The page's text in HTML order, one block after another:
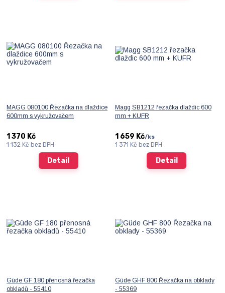
MAGG 080100 Řezačka na dlaždice
600mm s vykružovačem
1 370 Kč
1 132 Kč bez DPH
Detail
Magg SB1212 řezačka dlaždic 600
mm + KUFR
1 659 Kč/ks
1 371 Kč bez DPH
Detail
Güde GF 180 přenosná řezačka
obkladů - 55410
Güde GHF 800 Řezačka na obklady
- 55369